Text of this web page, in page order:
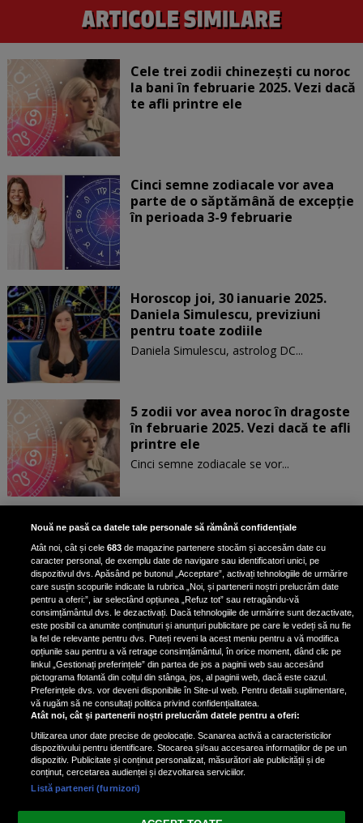
Cele trei zodii chinezești cu noroc
la bani în februarie 2025. Vezi dacă
te afli printre ele
Cinci semne zodiacale vor avea
parte de o săptămână de excepție
în perioada 3-9 februarie
Horoscop joi, 30 ianuarie 2025.
Daniela Simulescu, previziuni
pentru toate zodiile
Daniela Simulescu, astrolog DC...
5 zodii vor avea noroc în dragoste
în februarie 2025. Vezi dacă te afli
printre ele
Cinci semne zodiacale se vor...
Patru zodii primesc un mesaj
special de la Univers pe 30
ianuarie. Vezi dacă te afli printre
ele
3 zodii ale căror dorințe devin
realitate pe 29 ianuarie 2025. Vezi
dacă te afli printre cei norocoși
Nouă ne pasă ca datele tale personale să rămână confidențiale
Atât noi, cât și cele683 de magazine partenere stocăm și accesăm date cu
caracter personal, de exemplu date de navigare sau identificatori unici, pe
dispozitivul dvs. Apăsând pe butonul „Acceptare”, activați tehnologiile de urmărire
care susțin scopurile indicate la rubrica „Noi, și partenerii noștri prelucrăm date
pentru a oferi:”, iar selectând opțiunea „Refuz tot” sau retragându-vă
consimțământul dvs. le dezactivați. Dacă tehnologiile de urmărire sunt dezactivate,
este posibil ca anumite conținuturi și anunțuri publicitare pe care le vedeți să nu fie
la fel de relevante pentru dvs. Puteți reveni la acest meniu pentru a vă modifica
opțiunile sau pentru a vă retrage consimțământul, în orice moment, dând clic pe
linkul „Gestionați preferințele” din partea de jos a paginii web sau accesând
pictograma flotantă din colțul din stânga, jos, al paginii web, dacă este cazul.
Preferințele dvs. vor deveni disponibile în Site-ul web. Pentru detalii suplimentare,
vă rugăm să ne consultați politica privind confidențialitatea.
Atât noi, cât și partenerii noștri prelucrăm datele pentru a oferi:
Utilizarea unor date precise de geolocație. Scanarea activă a caracteristicilor
dispozitivului pentru identificare. Stocarea și/sau accesarea informațiilor de pe un
dispozitiv. Publicitate și conținut personalizat, măsurători ale publicității și de
conținut, cercetarea audienței și dezvoltarea serviciilor.
Listă parteneri (furnizori)